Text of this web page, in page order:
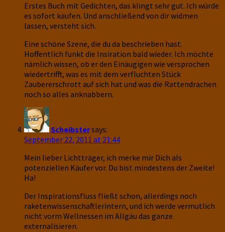
Erstes Buch mit Gedichten, das klingt sehr gut. Ich würde
es sofort kaufen. Und anschließend von dir widmen
lassen, versteht sich.
Eine schöne Szene, die du da beschrieben hast.
Hoffentlich funkt die Insiration bald wieder. Ich möchte
nämlich wissen, ob er den Einäugigen wie versprochen
wiedertrifft, was es mit dem verfluchten Stück
Zaubererschrott auf sich hat und was die Rattendrachen
noch so alles anknabbern.
Scheibstersays:
September 22, 2011 at 21:44
Mein lieber Lichtträger, ich merke mir Dich als
potenziellen Käufer vor. Du bist mindestens der Zweite!
Ha!
Der Inspirationsfluss fließt schon, allerdings noch
raketenwissenschaftlerintern, und ich werde vermutlich
nicht vorm Wellnessen im Allgäu das ganze
externalisieren.